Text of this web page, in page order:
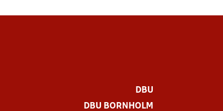
DBU
DBU BORNHOLM